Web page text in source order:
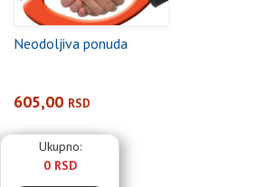
Neodoljiva ponuda
605,00 RSD
Ukupno:
0 RSD